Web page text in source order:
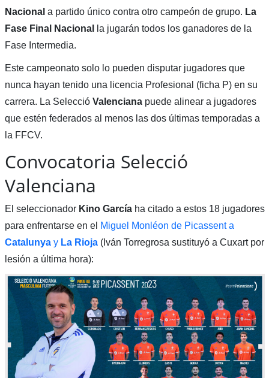
Nacional a partido único contra otro campeón de grupo. La
Fase Final Nacional
la jugarán todos los ganadores de la
Fase Intermedia.
Este campeonato solo lo pueden disputar jugadores que
nunca hayan tenido una licencia Profesional (ficha P) en su
carrera. La Selecció Valencianapuede alinear a jugadores
que estén federados al menos las dos últimas temporadas a
la FFCV.
Convocatoria Selecció
Valenciana
El seleccionador Kino Garcíaha citado a estos 18 jugadores
para enfrentarse en el Miguel Monléon de Picassent a
CatalunyayLa Rioja(Iván Torregrosa sustituyó a Cuxart por
lesión a última hora):